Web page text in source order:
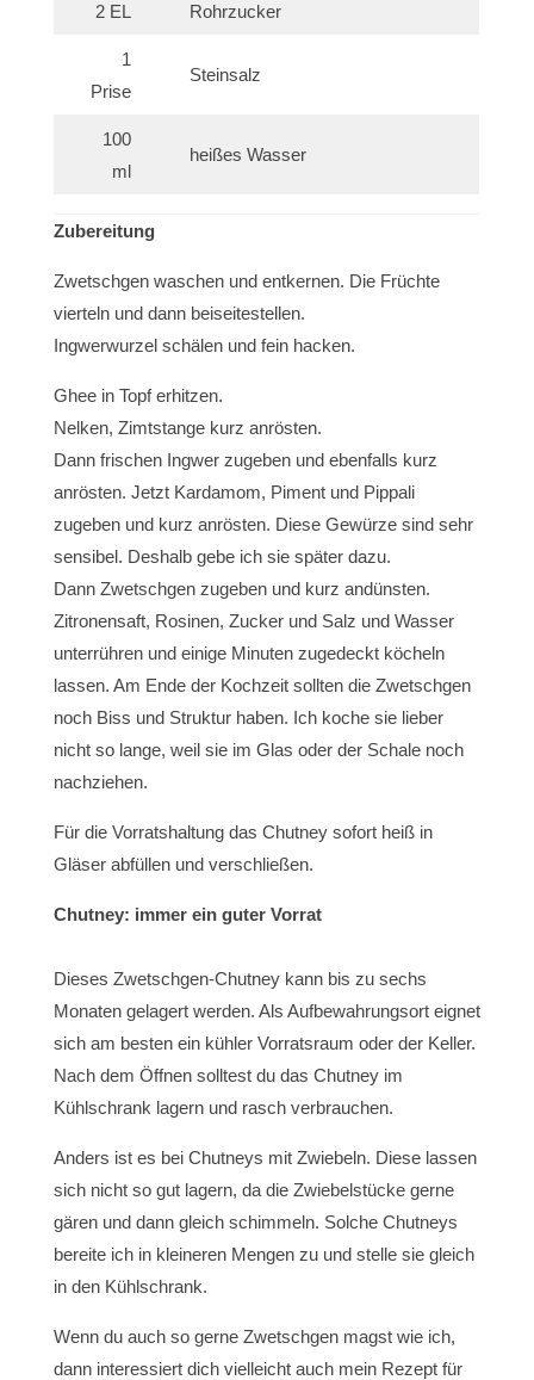
2 EL Rohrzucker
1
Prise
Steinsalz
100
ml
heißes Wasser
Zubereitung
Zwetschgen waschen und entkernen. Die Früchte
vierteln und dann beiseitestellen.
Ingwerwurzel schälen und fein hacken.
Ghee in Topf erhitzen.
Nelken, Zimtstange kurz anrösten.
Dann frischen Ingwer zugeben und ebenfalls kurz
anrösten. Jetzt Kardamom, Piment und Pippali
zugeben und kurz anrösten. Diese Gewürze sind sehr
sensibel. Deshalb gebe ich sie später dazu.
Dann Zwetschgen zugeben und kurz andünsten.
Zitronensaft, Rosinen, Zucker und Salz und Wasser
unterrühren und einige Minuten zugedeckt köcheln
lassen. Am Ende der Kochzeit sollten die Zwetschgen
noch Biss und Struktur haben. Ich koche sie lieber
nicht so lange, weil sie im Glas oder der Schale noch
nachziehen.
Für die Vorratshaltung das Chutney sofort heiß in
Gläser abfüllen und verschließen.
Chutney: immer ein guter Vorrat
Dieses Zwetschgen-Chutney kann bis zu sechs
Monaten gelagert werden. Als Aufbewahrungsort eignet
sich am besten ein kühler Vorratsraum oder der Keller.
Nach dem Öffnen solltest du das Chutney im
Kühlschrank lagern und rasch verbrauchen.
Anders ist es bei Chutneys mit Zwiebeln. Diese lassen
sich nicht so gut lagern, da die Zwiebelstücke gerne
gären und dann gleich schimmeln. Solche Chutneys
bereite ich in kleineren Mengen zu und stelle sie gleich
in den Kühlschrank.
Wenn du auch so gerne Zwetschgen magst wie ich,
dann interessiert dich vielleicht auch mein Rezept für